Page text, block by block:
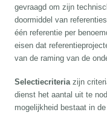
gevraagd om zijn
doormiddel van
één referentie per
eisen dat
van de raming van de
Selectiecriteriazijn
dienst het aantal uit te
mogelijkheid bestaat in